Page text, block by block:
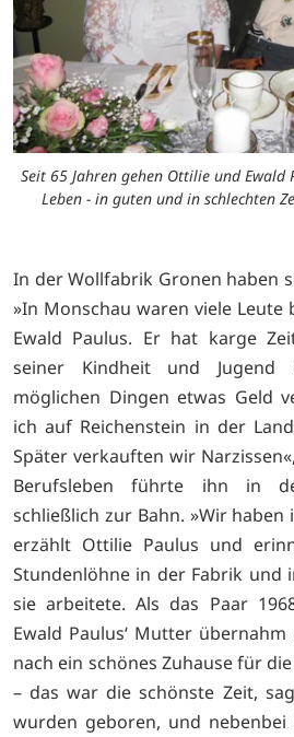
Seit 65 Jahren gehen Ottilie und Ewald
Leben - in guten und in schlechten
In der Wollfabrik Gronen haben
»In Monschau waren viele
Ewald Paulus. Er hat karge
seiner Kindheit und
möglichen Dingen etwas Geld
ich auf Reichenstein in der
Später verkauften wir
Berufsleben führte ihn in
schließlich zur Bahn. »Wir haben
erzählt Ottilie Paulus und
Stundenlöhne in der Fabrik und
sie arbeitete. Als das Paar
Ewald Paulus‘ Mutter
nach ein schönes Zuhause für
– das war die schönste Zeit,
wurden geboren, und